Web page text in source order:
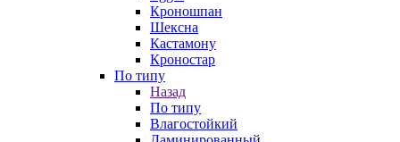
Кроношпан
Шексна
Кастамону
Кроностар
По типу
Назад
По типу
Влагостойкий